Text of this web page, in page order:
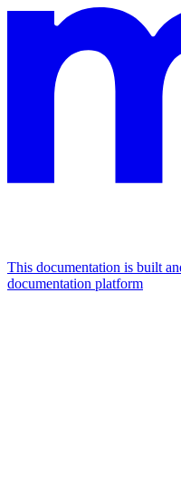
This documentation is built
documentation platform